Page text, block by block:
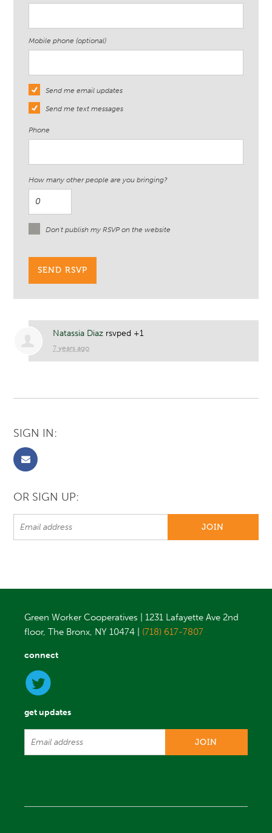
Mobile phone (optional)
Send me email updates
Send me text messages
Phone
How many other people are you bringing?
Don't publish my RSVP on the website
Natassia Diaz rsvped +1
7 years ago
SIGN IN:
OR SIGN UP:
Green Worker Cooperatives | 1231 Lafayette Ave 2nd
floor, The Bronx, NY 10474 | (718) 617-7807
connect
get updates